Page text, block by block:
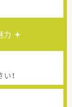
力
！